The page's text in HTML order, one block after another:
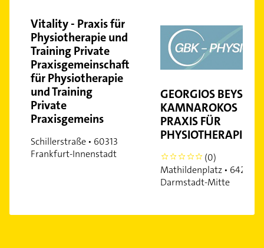
Praunheim
Preungesheim
Sachsenhausen
Sindlingen
Westend-Nord
Westend-Süd
Zeilsheim
Vitality - Praxis für
Physiotherapie und
Training Private
Praxisgemeinschaft
für Physiotherapie
und Training
Private
Praxisgemeins
Schillerstraße • 60313
Frankfurt-Innenstadt
GEORGIOS BEYS-
KAMNAROKOS
PRAXIS FÜR
PHYSIOTHERAPIE
0
(0)
Mathildenplatz • 64283
Darmstadt-Mitte